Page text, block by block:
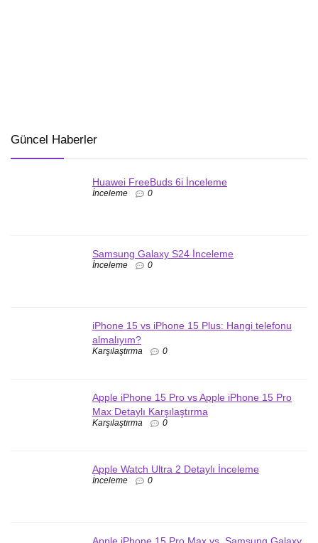
Güncel Haberler
Huawei FreeBuds 6i İnceleme
İnceleme 0
Samsung Galaxy S24 İnceleme
İnceleme 0
iPhone 15 vs iPhone 15 Plus: Hangi telefonu
almalıyım?
Karşılaştırma 0
Apple iPhone 15 Pro vs Apple iPhone 15 Pro
Max Detaylı Karşılaştırma
Karşılaştırma 0
Apple Watch Ultra 2 Detaylı İnceleme
İnceleme 0
Apple iPhone 15 Pro Max vs. Samsung Galaxy